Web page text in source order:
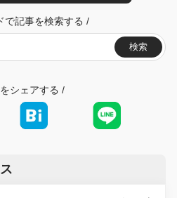
で記事を検索する /
検索
シェアする /